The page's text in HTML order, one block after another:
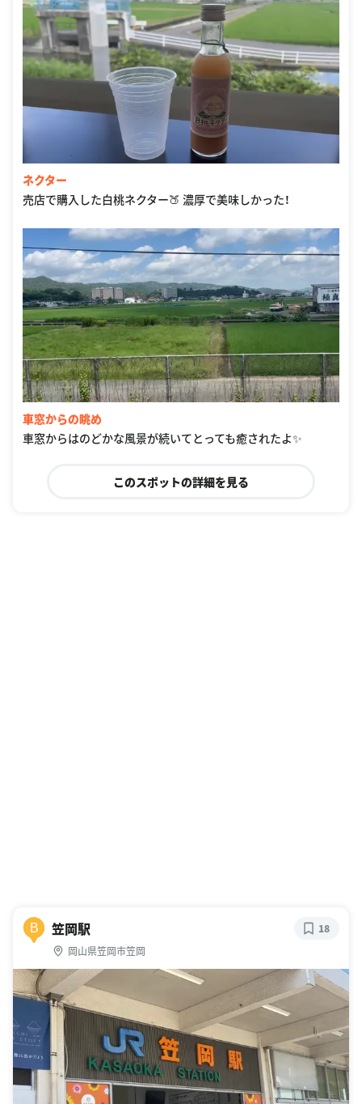
ネクター
売店で購入した白桃ネクター🍑 濃厚で美味しかった！
車窓からの眺め
車窓からはのどかな風景が続いてとっても癒されたよ✨
このスポットの詳細を見る
B 笠岡駅
岡山県笠岡市笠岡
18